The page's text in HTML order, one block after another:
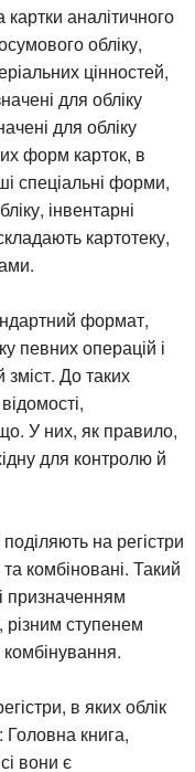
аналітичного
обліку,
цінностей,
для обліку
для обліку
форм карток, в
спеціальні форми,
інвентарні
картотеку,
формат,
певних операцій і
До таких
У них, як правило,
для контролю й
на регістри
комбіновані. Такий
призначенням
різним ступенем
комбінування.
в яких облік
книга,
вони є